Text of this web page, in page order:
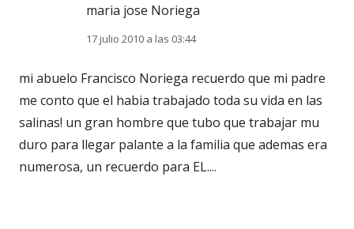
maria jose Noriega
17 julio 2010 a las 03:44
mi abuelo Francisco Noriega recuerdo que mi padre
me conto que el habia trabajado toda su vida en las
salinas! un gran hombre que tubo que trabajar mu
duro para llegar palante a la familia que ademas era
numerosa, un recuerdo para EL....